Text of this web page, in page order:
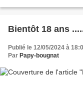
Bientôt 18 ans
Publié le 12/05/2024 à
Par Papy-bougnat